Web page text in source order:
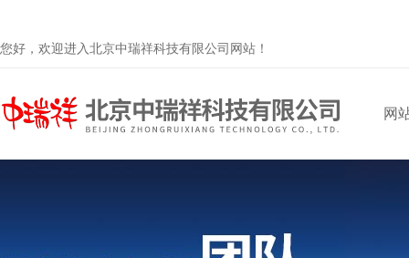
您好，欢迎进入北京中瑞祥科技有限公司网站！
网